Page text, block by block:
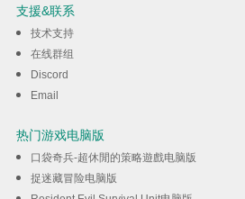
支援&联系
技术支持
在线群组
Discord
Email
热门游戏电脑版
口袋奇兵-超休閒的策略遊戲电脑版
捉迷藏冒险电脑版